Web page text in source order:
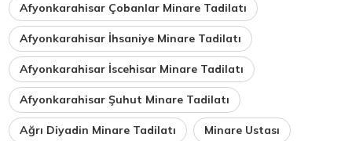
Afyonkarahisar Çobanlar Minare Tadilatı
Afyonkarahisar İhsaniye Minare Tadilatı
Afyonkarahisar İscehisar Minare Tadilatı
Afyonkarahisar Şuhut Minare Tadilatı
Ağrı Diyadin Minare Tadilatı Minare Ustası